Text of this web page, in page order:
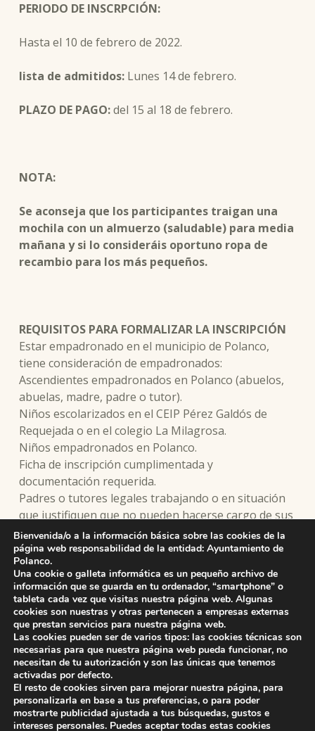
PERIODO DE INSCRPCIÓN:
Hasta el 10 de febrero de 2022.
lista de admitidos:Lunes 14 de febrero.
PLAZO DE PAGO:del 15 al 18 de febrero.
NOTA:
Se aconseja que los participantes traigan una
mochila con un almuerzo (saludable) para media
mañana y si lo consideráis oportuno ropa de
recambio para los más pequeños.
REQUISITOS PARA FORMALIZAR LA INSCRIPCIÓN
Estar empadronado en el municipio de Polanco,
tiene consideración de empadronados:
Ascendientes empadronados en Polanco (abuelos,
abuelas, madre, padre o tutor).
Niños escolarizados en el CEIP Pérez Galdós de
Requejada o en el colegio La Milagrosa.
Niños empadronados en Polanco.
Ficha de inscripción cumplimentada y
documentación requerida.
Padres o tutores legales trabajando o en situación
que justifiquen que no pueden hacerse cargo de sus
hijos en el horario de las actividades.
Modelo de Solicitud
Skip back to main navigation
Bienvenida/o a la información básica sobre las cookies de la
página web responsabilidad de la entidad: Ayuntamiento de
Polanco.
Una cookie o galleta informática es un pequeño archivo de
información que se guarda en tu ordenador, “smartphone” o
tableta cada vez que visitas nuestra página web. Algunas
cookies son nuestras y otras pertenecen a empresas externas
que prestan servicios para nuestra página web.
Las cookies pueden ser de varios tipos: las cookies técnicas son
necesarias para que nuestra página web pueda funcionar, no
necesitan de tu autorización y son las únicas que tenemos
activadas por defecto.
El resto de cookies sirven para mejorar nuestra página, para
personalizarla en base a tus preferencias, o para poder
mostrarte publicidad ajustada a tus búsquedas, gustos e
intereses personales. Puedes aceptar todas estas cookies